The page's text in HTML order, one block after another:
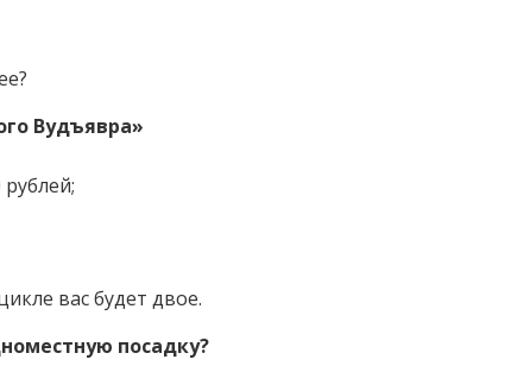
Вудъявра»⁣⁣
вас будет двое.
посадку?⁣⁣